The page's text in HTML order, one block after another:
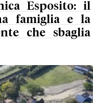
Esposito: il
famiglia e la
che sbaglia